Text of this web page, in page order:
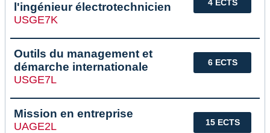
4 ECTS
l'ingénieur électrotechnicien
USGE7K
6 ECTS
Outils du management et
démarche internationale
USGE7L
15 ECTS
Mission en entreprise
UAGE2L